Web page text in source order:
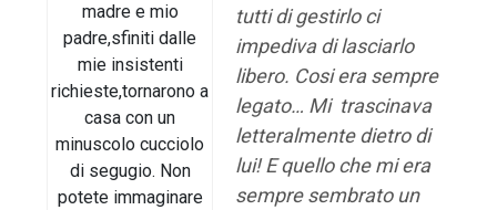
madre e mio
padre,sfiniti dalle
mie insistenti
richieste,tornarono a
casa con un
minuscolo cucciolo
di segugio. Non
potete immaginare
tutti di gestirlo ci
impediva di lasciarlo
libero. Cosi era sempre
legato… Mi trascinava
letteralmente dietro di
lui! E quello che mi era
sempre sembrato un